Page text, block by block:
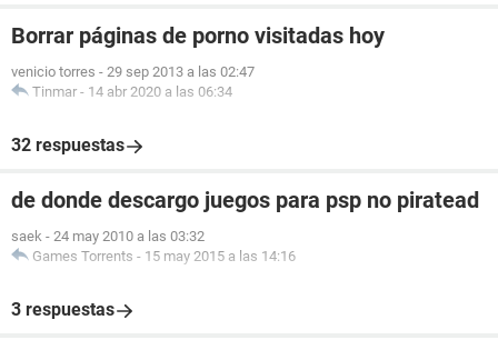
Borrar páginas de porno visitadas hoy
venicio torres - 29 sep 2013 a las 02:47
Tinmar - 14 abr 2020 a las 06:34
32 respuestas
de donde descargo juegos para psp no piratead
saek - 24 may 2010 a las 03:32
Games Torrents - 15 may 2015 a las 14:16
3 respuestas